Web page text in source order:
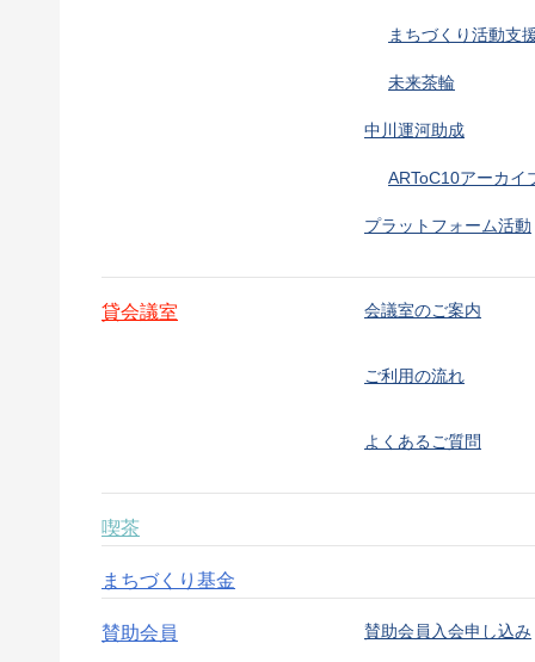
まちづくり活動支
未来茶輪
中川運河助成
ARToC10アーカイ
プラットフォーム活動
貸会議室 会議室のご案内
ご利用の流れ
よくあるご質問
喫茶
まちづくり基金
賛助会員 賛助会員入会申し込み